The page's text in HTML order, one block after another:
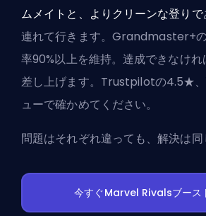
ムメイトと、よりクリーンな登りで
連れて行きます。Grandmaster+
率90%以上を維持。達成できなけ
差し上げます。Trustpilotの4.5★、
ューで確かめてください。
問題はそれぞれ違っても、解決は同
今すぐMarvel Rivalsブース